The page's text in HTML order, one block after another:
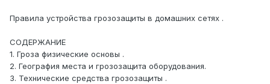
Правила устройства грозозащиты в домашних сетях .
СОДЕРЖАНИЕ
1. Гроза физические основы .
2. География места и грозозащита оборудования.
3. Технические средства грозозащиты .